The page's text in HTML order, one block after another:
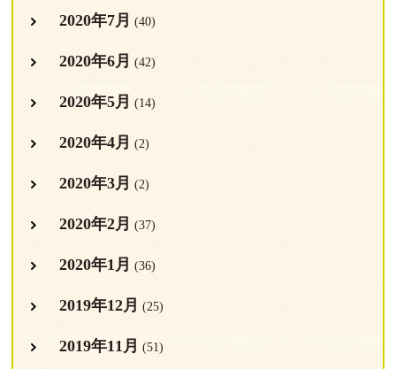
2020年7月 (40)
2020年6月 (42)
2020年5月 (14)
2020年4月 (2)
2020年3月 (2)
2020年2月 (37)
2020年1月 (36)
2019年12月 (25)
2019年11月 (51)